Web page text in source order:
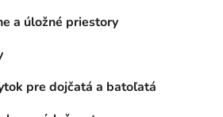
a úložné priestory
pre dojčatá a batoľatá